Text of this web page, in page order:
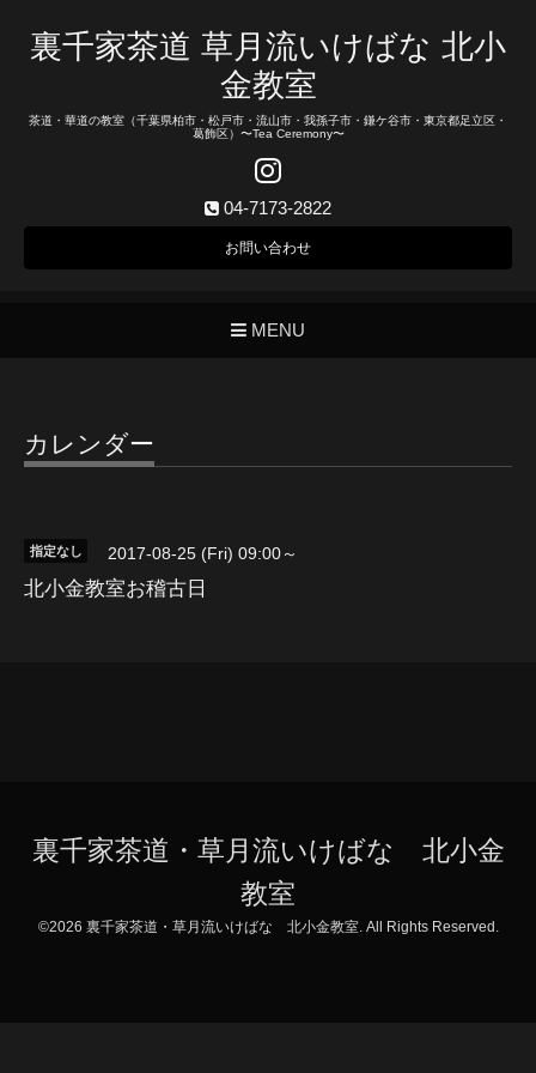
裏千家茶道 草月流いけばな 北小
金教室
茶道・華道の教室（千葉県柏市・松戸市・流山市・我孫子市・鎌ケ谷市・東京都足立区・
葛飾区）〜Tea Ceremony〜
04-7173-2822
お問い合わせ
MENU
カレンダー
指定なし 2017-08-25 (Fri) 09:00～
北小金教室お稽古日
裏千家茶道・草月流いけばな 北小金
教室
©2026 裏千家茶道・草月流いけばな 北小金教室. All Rights Reserved.